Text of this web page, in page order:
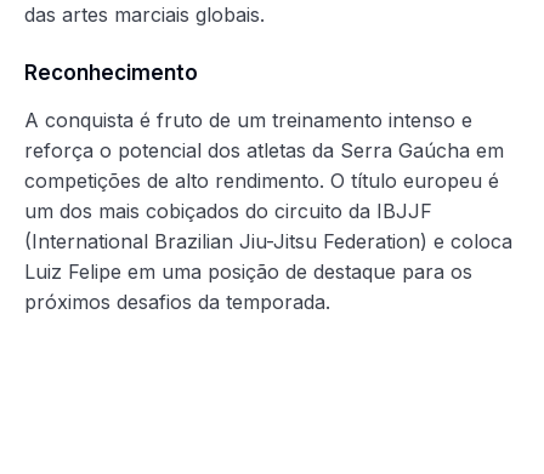
das artes marciais globais.
Reconhecimento
A conquista é fruto de um treinamento intenso e
reforça o potencial dos atletas da Serra Gaúcha em
competições de alto rendimento. O título europeu é
um dos mais cobiçados do circuito da IBJJF
(International Brazilian Jiu-Jitsu Federation) e coloca
Luiz Felipe em uma posição de destaque para os
próximos desafios da temporada.